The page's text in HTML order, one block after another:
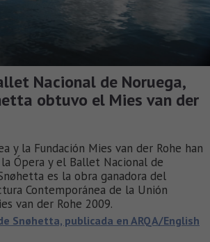
Nacional de Noruega,
obtuvo el Mies van der
y la Fundación Mies van der Rohe han
Ópera y el Ballet Nacional de
es la obra ganadora del
Contemporánea de la Unión
van der Rohe 2009.
Snøhetta, publicada en ARQA/English